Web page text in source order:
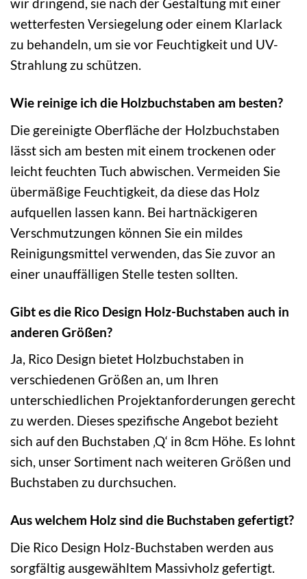
wir dringend, sie nach der Gestaltung mit einer
wetterfesten Versiegelung oder einem Klarlack
zu behandeln, um sie vor Feuchtigkeit und UV-
Strahlung zu schützen.
Wie reinige ich die Holzbuchstaben am besten?
Die gereinigte Oberfläche der Holzbuchstaben
lässt sich am besten mit einem trockenen oder
leicht feuchten Tuch abwischen. Vermeiden Sie
übermäßige Feuchtigkeit, da diese das Holz
aufquellen lassen kann. Bei hartnäckigeren
Verschmutzungen können Sie ein mildes
Reinigungsmittel verwenden, das Sie zuvor an
einer unauffälligen Stelle testen sollten.
Gibt es die Rico Design Holz-Buchstaben auch in
anderen Größen?
Ja, Rico Design bietet Holzbuchstaben in
verschiedenen Größen an, um Ihren
unterschiedlichen Projektanforderungen gerecht
zu werden. Dieses spezifische Angebot bezieht
sich auf den Buchstaben ‚Q‘ in 8cm Höhe. Es lohnt
sich, unser Sortiment nach weiteren Größen und
Buchstaben zu durchsuchen.
Aus welchem Holz sind die Buchstaben gefertigt?
Die Rico Design Holz-Buchstaben werden aus
sorgfältig ausgewähltem Massivholz gefertigt.